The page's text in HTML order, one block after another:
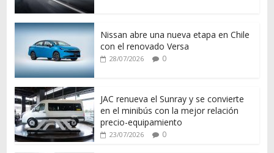
Nissan abre una nueva etapa en Chile
con el renovado Versa
28/07/2026 0
JAC renueva el Sunray y se convierte
en el minibús con la mejor relación
precio-equipamiento
23/07/2026 0